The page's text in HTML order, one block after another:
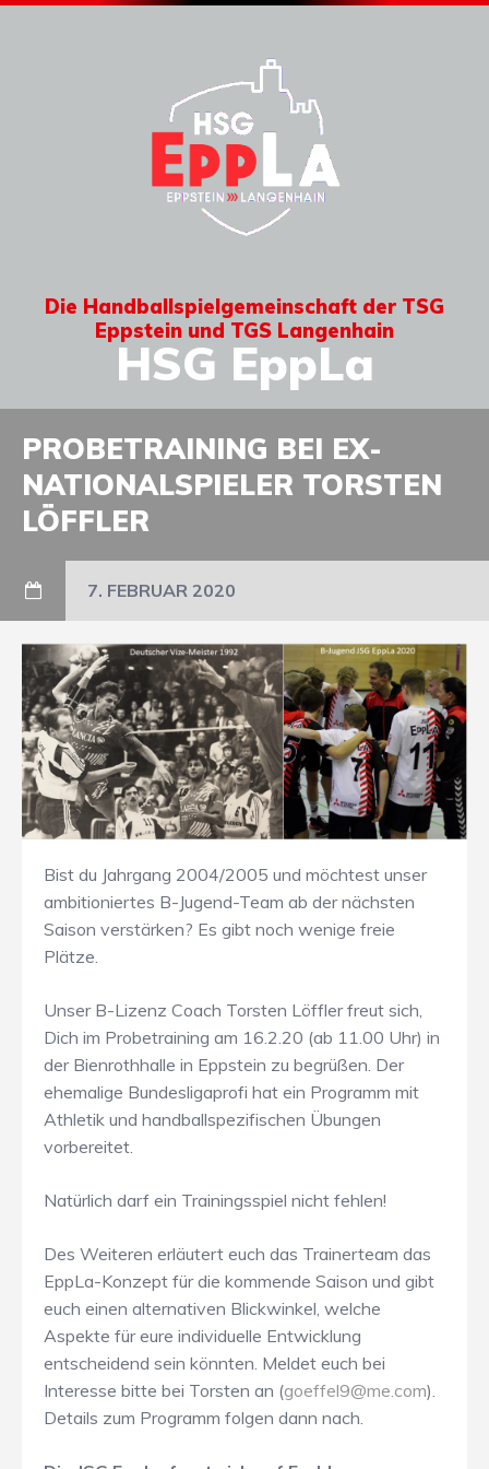
Die Handballspielgemeinschaft der TSG
Eppstein und TGS Langenhain
HSG EppLa
PROBETRAINING BEI EX-
NATIONALSPIELER TORSTEN
LÖFFLER
7. FEBRUAR 2020
Bist du Jahrgang 2004/2005 und möchtest unser
ambitioniertes B-Jugend-Team ab der nächsten
Saison verstärken? Es gibt noch wenige freie
Plätze.
Unser B-Lizenz Coach Torsten Löffler freut sich,
Dich im Probetraining am 16.2.20 (ab 11.00 Uhr) in
der Bienrothhalle in Eppstein zu begrüßen. Der
ehemalige Bundesligaprofi hat ein Programm mit
Athletik und handballspezifischen Übungen
vorbereitet.
Natürlich darf ein Trainingsspiel nicht fehlen!
Des Weiteren erläutert euch das Trainerteam das
EppLa-Konzept für die kommende Saison und gibt
euch einen alternativen Blickwinkel, welche
Aspekte für eure individuelle Entwicklung
entscheidend sein könnten. Meldet euch bei
Interesse bitte bei Torsten an (goeffel9@me.com).
Details zum Programm folgen dann nach.